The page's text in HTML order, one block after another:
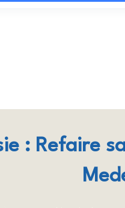
: Refaire